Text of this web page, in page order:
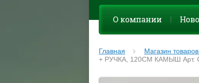
О компании
Главная Магазин
+ РУЧКА, 120СМ КАМЫШ Арт.